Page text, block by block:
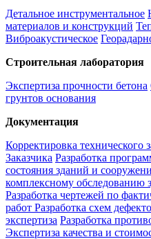
Детальное инструментальное
материалов и конструкций
Виброакустическое
Строительная лаборатория
Экспертиза прочности бетона
грунтов основания
Документация
Корректировка
Заказчика Разработка
состояния зданий и
комплексному обследованию
Разработка чертежей по
работ Разработка схем
экспертиза Разработка
Экспертиза качества и